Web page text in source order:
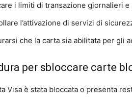
i limiti di transazione giornalieri e
l’attivazione di servizi di
che la carta sia abilitata per gli
per sbloccare carte
Visa è stata bloccata o presenta